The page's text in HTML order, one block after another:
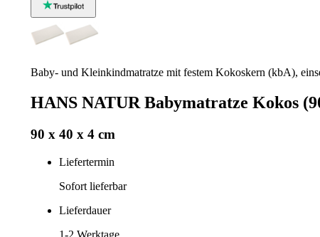
Baby- und Kleinkindmatratze mit festem Kokoskern (kbA),
HANS NATUR Babymatratze Kokos
90 x 40 x 4 cm
Liefertermin
Sofort lieferbar
Lieferdauer
1-2 Werktage